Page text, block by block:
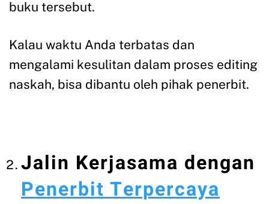
buku tersebut.
Kalau waktu Anda terbatas dan
mengalami kesulitan dalam proses editing
naskah, bisa dibantu oleh pihak penerbit.
Jalin Kerjasama dengan
Penerbit Terpercaya